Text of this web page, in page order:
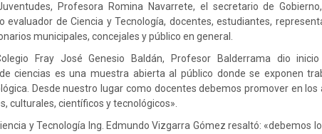
Profesora Romina Navarrete, el secretario de
evaluador de Ciencia y Tecnología, docentes, estudiantes,
municipales, concejales y público en general.
Fray José Genesio Baldán, Profesor Balderrama dio
ciencias es una muestra abierta al público donde se exponen
Desde nuestro lugar como docentes debemos promover en los
culturales, científicos y tecnológicos».
y Tecnología Ing. Edmundo Vizgarra Gómez resaltó: «debemos